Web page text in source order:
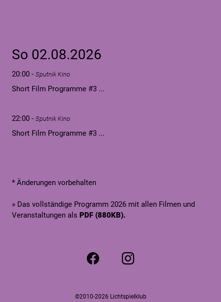
So 02.08.2026
20:00 - Sputnik Kino
Short Film Programme #3 ...
22:00 - Sputnik Kino
Short Film Programme #3 ...
* Änderungen vorbehalten
» Das vollständige Programm 2026 mit allen Filmen und
Veranstaltungen als PDF (880KB).
©2010-2026 Lichtspielklub